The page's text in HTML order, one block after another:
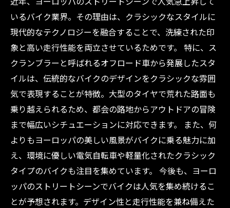
いるバイク業界。その理由は、クラシックなスタイルに
現代的なテクノロジーを融合することで、洗練された印
象と高い走行性能を両立させているためです。 特に、ス
クランブラーと呼ばれるオフロード車から発展したスタ
イルは、伝統的なバイクのデザインをクラシックな雰囲
気で表現することが特徴。大型のタイヤで荒れた路面も
乗り越えられるため、都会の路地からアウトドアの冒険
まで幅広いシチュエーションに対応できます。 また、何
よりもヨーロッパの美しい風景がバイクに乗る魅力に加
え、環境に優しい電気自転車や軽量化されたクラシック
タイプのバイクも注目を集めています。 今後も、ヨーロ
ッパのストリートシーンでバイクは人気を集め続けるこ
とが予想されます。デザイン性と走行性能を兼ね備えた